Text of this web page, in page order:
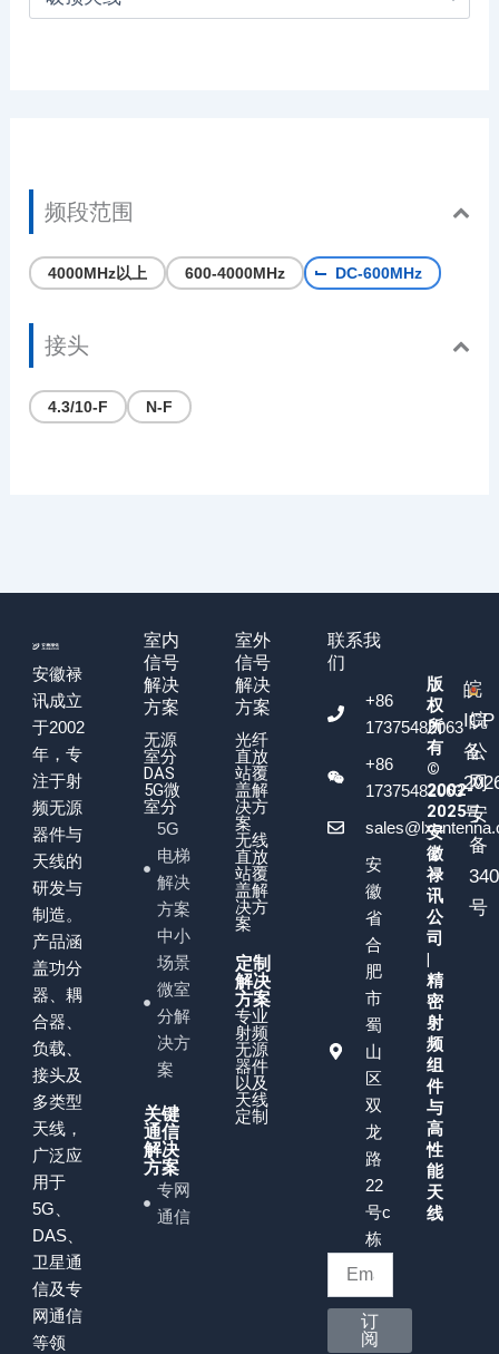
频段范围
4000MHz以上 600-4000MHz DC-600MHz
接头
4.3/10-F N-F
安徽禄
讯成立
于2002
年，专
注于射
频无源
器件与
天线的
研发与
制造。
产品涵
盖功分
器、耦
合器、
负载、
接头及
多类型
天线，
广泛应
用于
5G、
DAS、
卫星通
信及专
网通信
等领
室内
信号
解决
方案
无源
室分
DAS
5G微
室分
5G
电梯
解决
方案
中小
场景
微室
分解
决方
案
关键
通信
解决
方案
专网
通信
室外
信号
解决
方案
光纤
直放
站覆
盖解
决方
案
无线
直放
站覆
盖解
决方
案
定制
解决
方案
专业
射频
无源
器件
以及
天线
定制
联系我
们
+86
17375482063
+86
17375482063
安
徽
省
合
肥
市
蜀
山
区
双
龙
路
22
号c
栋
订
阅
版
权
所
有
©
2002-
2025
安
徽
禄
讯
公
司
精
密
射
频
组
件
与
高
性
能
天
线
皖
ICP
备
号
皖
公
网
安
备
号